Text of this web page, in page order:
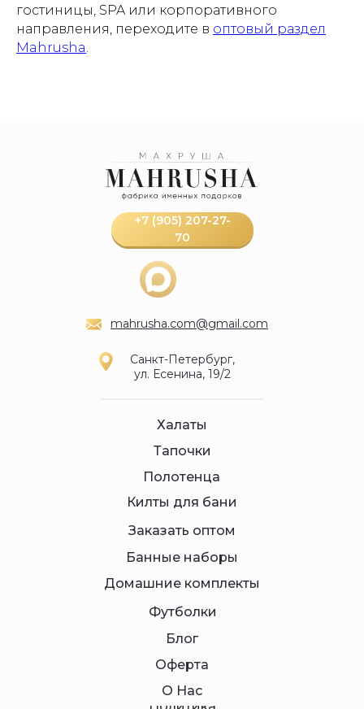
гостиницы, SPA или корпоративного
направления, переходите в оптовый раздел
Mahrusha.
Санкт-Петербург,
ул. Есенина, 19/2
mahrusha.com@gmail.com
+7 (905) 207-27-
70
Домашние комплекты
Банные наборы
Футболки
Заказать оптом
Килты для бани
Полотенца
Тапочки
Халаты
Политика
Оферта
О Нас
Блог